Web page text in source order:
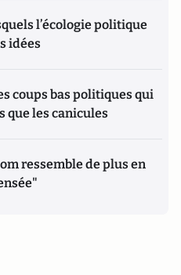
l’écologie politique
idées
coups bas politiques qui
que les canicules
ressemble de plus en